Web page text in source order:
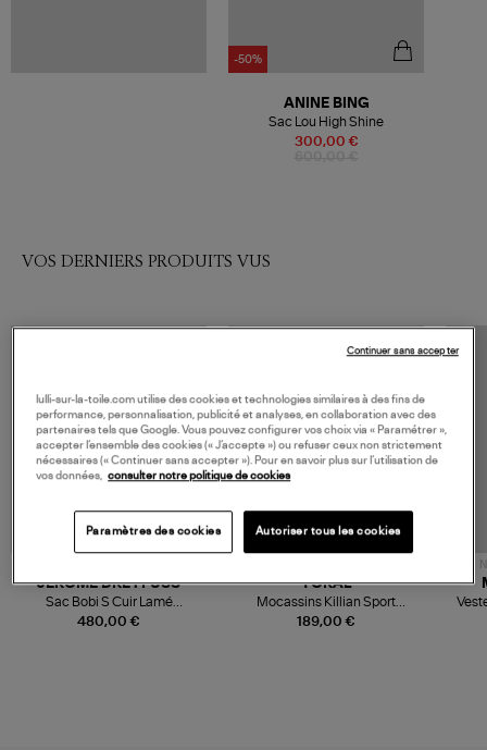
-50%
300,00 €
ANINE BING
Sac Lou High Shine
VOS DERNIERS PRODUITS VUS
480,00 €
JEROME DREYFUSS
Sac Bobi S Cuir Lamé
Champagne
189,00 €
TORAL
Mocassins Killian Sport
Mousse
lulli-sur-la-toile.com utilise des cookies et technologies similaires à des fins de
performance, personnalisation, publicité et analyses, en collaboration avec des
partenaires tels que Google. Vous pouvez configurer vos choix via « Paramétrer »,
accepter l’ensemble des cookies (« J’accepte ») ou refuser ceux non strictement
nécessaires (« Continuer sans accepter »). Pour en savoir plus sur l’utilisation de
vos données, consulter notre politique de cookies
Paramètres des cookies Autoriser tous les cookies
Continuer sans accepter